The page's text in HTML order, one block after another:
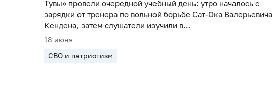
Тувы» провели очередной учебный день: утро началось с
зарядки от тренера по вольной борьбе Сат-Ока Валерьевича
Кендена, затем слушатели изучили в…
18 июня
СВО и патриотизм